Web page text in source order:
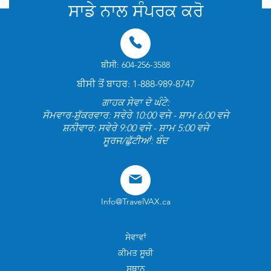
ਸਾਡੇ ਨਾਲ ਸੰਪਰਕ ਕਰੋ
ਬੀਸੀ: 604-256-3588
ਬੀਸੀ ਤੋਂ ਬਾਹਰ: 1-888-989-8747
ਗਾਹਕ ਸੇਵਾ ਦੇ ਘੰਟੇ:
ਸੋਮਵਾਰ-ਸ਼ੁੱਕਰਵਾਰ: ਸਵੇਰੇ 10:00 ਵਜੇ - ਸ਼ਾਮ 6:00 ਵਜੇ
ਸ਼ਨੀਵਾਰ: ਸਵੇਰੇ 9:00 ਵਜੇ - ਸ਼ਾਮ 5:00 ਵਜੇ
ਸੂਰਜ/ਛੁੱਟੀਆਂ: ਬੰਦ
Info@TravelVAX.ca
ਸੇਵਾਵਾਂ
ਕੀਮਤ ਸੂਚੀ
ਸਥਾਨ